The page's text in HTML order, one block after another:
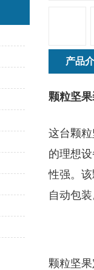
产品
颗粒坚
这台颗
的理想
性强。
自动包
颗粒坚